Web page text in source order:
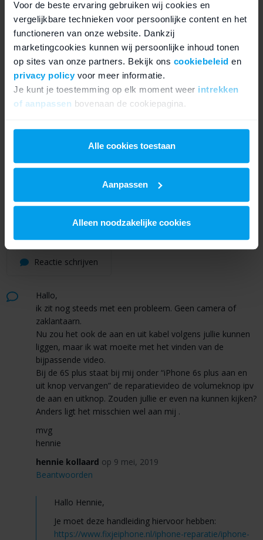
Voor de beste ervaring gebruiken wij cookies en
vergelijkbare technieken voor persoonlijke content en het
functioneren van onze website. Dankzij
marketingcookies kunnen wij persoonlijke inhoud tonen
op sites van onze partners. Bekijk ons cookiebeleid en
privacy policyvoor meer informatie.
Je kunt je toestemming op elk moment weer intrekken
of aanpassen bovenaan de cookiepagina.
We werken samen met21 derdendie uw gegevens
kunnen ontvangen en verwerken.
Alle cookies toestaan
Aanpassen
Alleen noodzakelijke cookies
Geschreven door
Davey
Fixje. Davey is gespecialiseerd in elk type iPhone en
hij kent elk stukje hardware van binnen en buiten.
knop vervangen”
Reactie schrijven
Hallo,
ik zit nog steeds met een probleem. Geen camera of
zaklantaarn.
Nu zou het ook de aan en uit kabel volgens jullie kunnen
liggen, maar ik wat moeite met het vinden van de
bijpassende video.
Bij de 6S plus staat bij mij onder “iPhone 6s plus aan en
uit knop vervangen” de reparatievideo de volumeknop ipv
de aan en uitknop. Zouden jullie er even na kunnen kijken?
Anders ligt het misschien wel aan mij .
mvg
hennie
hennie kollaard op 9 mei, 2019
Beantwoorden
Hallo Hennie,
Je moet deze handleiding hiervoor hebben:
https://www.fixjeiphone.nl/iphone-reparatie/iphone-